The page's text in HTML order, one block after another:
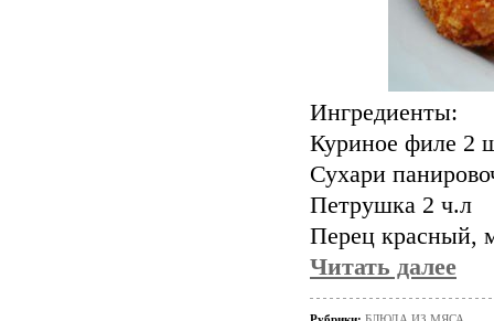
Ингредиенты:
Куриное филе 2
Сухари
Петрушка 2 ч.л
Перец красный,
Читать далее